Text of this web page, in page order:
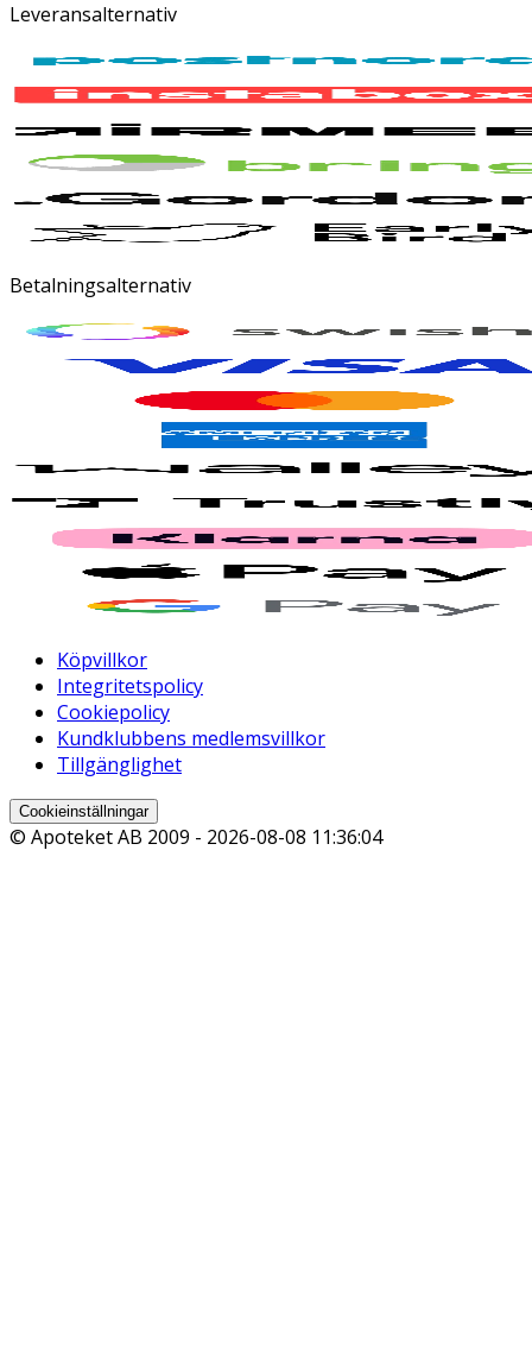
Leveransalternativ
Betalningsalternativ
Köpvillkor
Integritetspolicy
Cookiepolicy
Kundklubbens medlemsvillkor
Tillgänglighet
Cookieinställningar
© Apoteket AB 2009 - 2026-08-08 11:36:04